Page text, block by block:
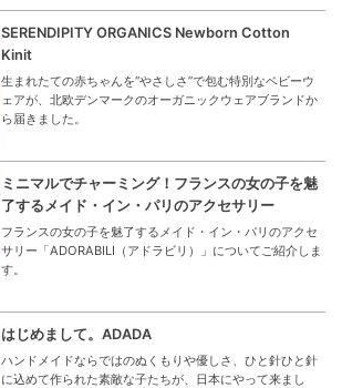
SERENDIPITY ORGANICS Newborn Cotton
Kinit
生まれたての赤ちゃんを“やさしさ”で包む特別なベビーウ
ェアが、北欧デンマークのオーガニックウェアブランドか
ら届きました。
ミニマルでチャーミング！フランスの女の子を魅
了するメイド・イン・パリのアクセサリー
フランスの女の子を魅了するメイド・イン・パリのアクセ
サリー「ADORABILI（アドラビリ）」についてご紹介しま
す。
はじめまして。ADADA
ハンドメイドならではのぬくもりや優しさ、ひと針ひと針
に込めて作られた素敵な子たちが、日本にやって来まし